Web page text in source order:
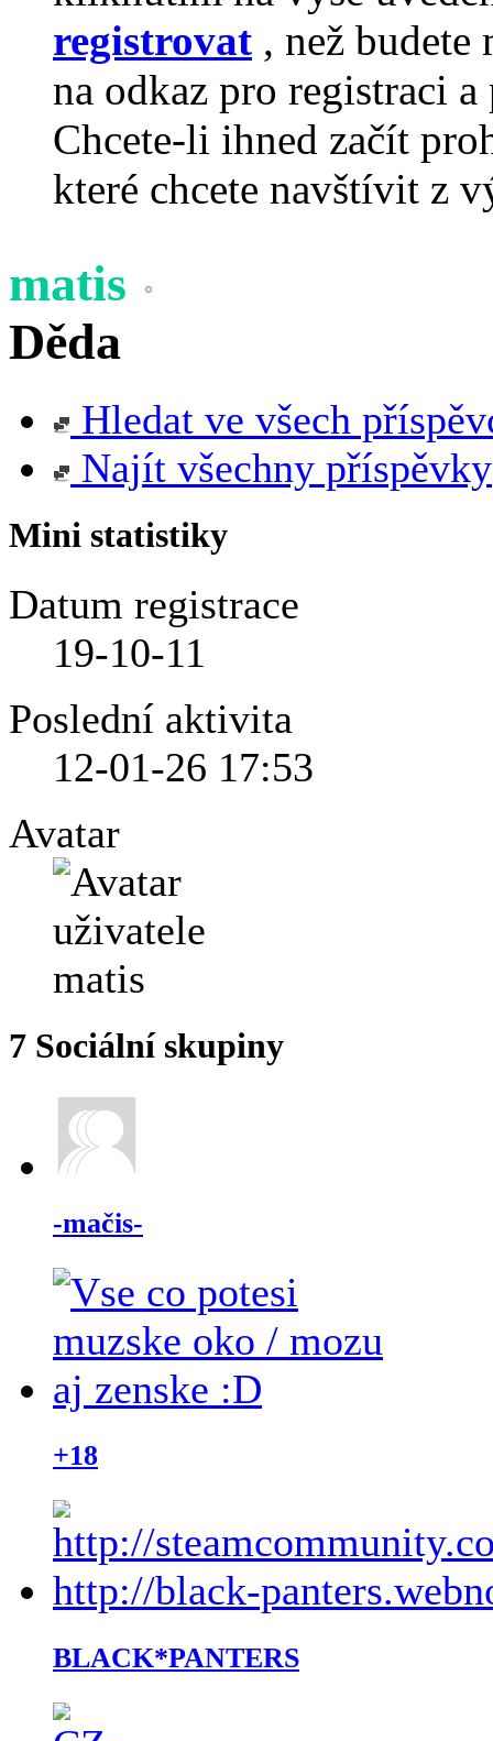
registrovat , než
na odkaz pro registraci
Chcete-li ihned začít
které chcete navštívit z
matis
Děda
Hledat ve všech
Najít všechny příspěvky
Mini statistiky
Datum registrace
19-10-11
Poslední aktivita
12-01-26 17:53
Avatar
7 Sociální skupiny
-mačis-
+18
BLACK*PANTERS